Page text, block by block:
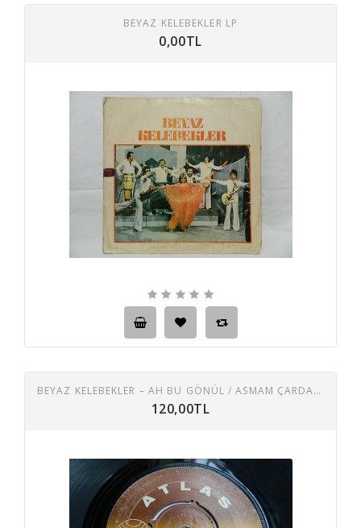
BEYAZ KELEBEKLER LP
0,00TL
BEYAZ KELEBEKLER ‎– AH BU GÖNÜL / ASMAM ÇARDAKTAN 45 LİK PLAK
120,00TL